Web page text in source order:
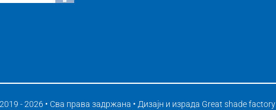
- 2026 • Сва права задржана • Дизајн и израда Great shade factory